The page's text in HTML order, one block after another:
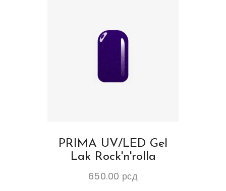
PRIMA UV/LED Gel
Lak Rock'n'rolla
650.00 рсд